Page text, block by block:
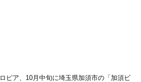
ロピア、10月中旬に埼玉県加須市の「加須ビ